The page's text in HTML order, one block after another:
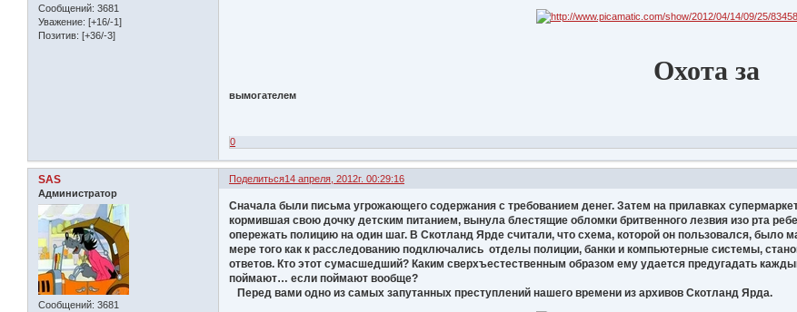
Сообщений: 3681
Уважение: [+16/-1]
Позитив: [+36/-3]
Охота за
вымогателем
0
Поделиться14 апреля, 2012г. 00:29:16
SAS
Администратор
Сообщений: 3681
Сначала были письма угрожающего содержания с требованием денег. Затем на прилавках
кормившая свою дочку детским питанием, вынула блестящие обломки бритвенного лезвия изо рта
опережать полицию на один шаг. В Скотланд Ярде считали, что схема, которой он пользовался, было
мере того как к расследованию подключались отделы полиции, банки и компьютерные системы,
ответов. Кто этот сумасшедший? Каким сверхъестественным образом ему удается предугадать
поймают… если поймают вообще?
Перед вами одно из самых запутанных преступлений нашего времени из архивов Скотланд Ярда.